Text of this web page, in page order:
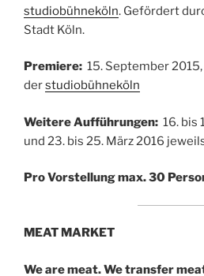
studiobühneköln. Gefördert
Stadt Köln.
Premiere: 15. September
derstudiobühneköln
Weitere Aufführungen: 16. bis
und 23. bis 25. März 2016
Pro Vorstellung max. 30
MEAT MARKET
We are meat. We transfer